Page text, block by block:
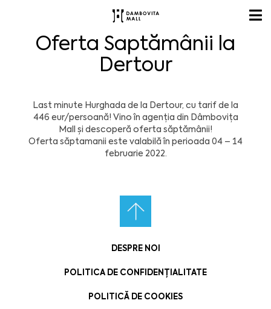
Oferta Saptămânii la
Dertour
Last minute Hurghada de la Dertour, cu tarif de la
446 eur/persoană! Vino în agenția din Dâmbovița
Mall și descoperă oferta săptămânii!
Oferta săptamanii este valabilă în perioada 04 – 14
februarie 2022.
DESPRE NOI
POLITICA DE CONFIDENȚIALITATE
POLITICĂ DE COOKIES